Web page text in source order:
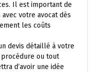
Il est important de
votre avocat dès
les coûts
devis détaillé à votre
procédure ou tout
d’avoir une idée